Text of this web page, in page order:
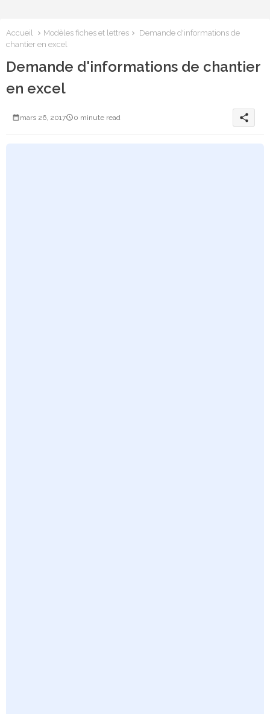
Accueil Modèles fiches et lettres
Demande d'informations de
chantier en excel
Demande d'informations de chantier
en excel
mars 26, 2017 0 minute read share